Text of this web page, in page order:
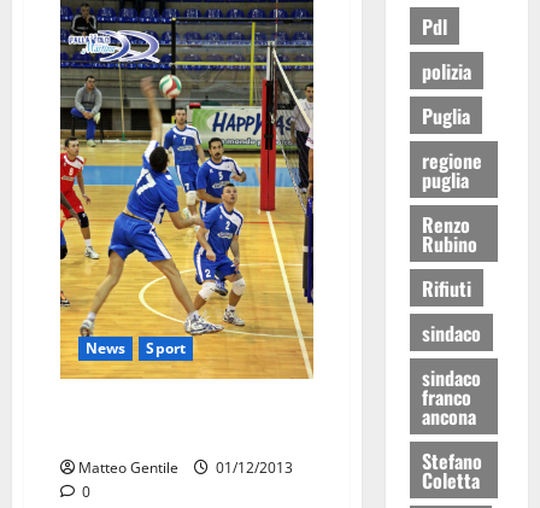
News Sport
Matteo Gentile
01/12/2013
0
Pdl
polizia
Puglia
regione
puglia
Renzo
Rubino
Rifiuti
sindaco
sindaco
franco
ancona
Stefano
Coletta